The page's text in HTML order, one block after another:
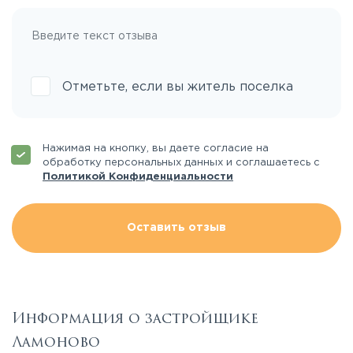
Отметьте, если вы житель поселка
Нажимая на кнопку, вы даете согласие на
обработку персональных данных и соглашаетесь с
Политикой Конфиденциальности
Оставить отзыв
Информация о застройщике
Ламоново